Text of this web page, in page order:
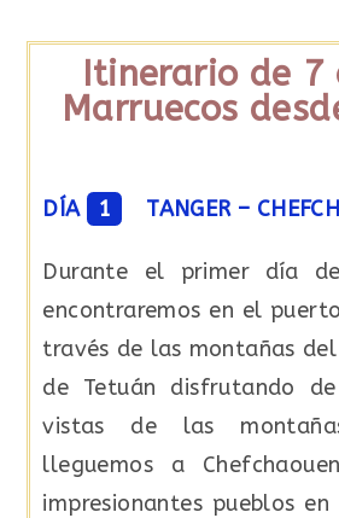
Itinerario de 7
Marruecos
DÍA 1 TANGER –
Durante el primer día
encontraremos en el
través de las montañas
de Tetuán disfrutando
vistas de las
lleguemos a
impresionantes pueblos